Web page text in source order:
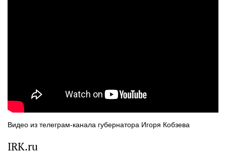
Видео из телеграм-канала губернатора Игоря Кобзева
IRK.ru